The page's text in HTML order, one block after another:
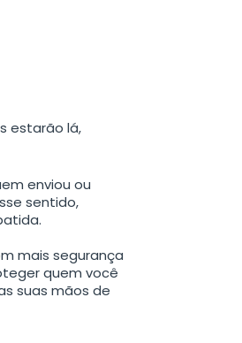
estarão lá,
enviou ou
sentido,
mais segurança
quem você
suas mãos de